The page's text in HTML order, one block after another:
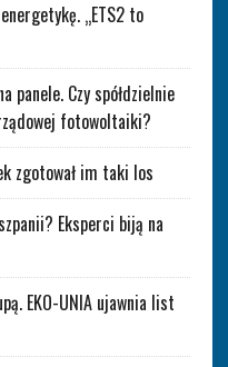
„ETS2 to
panele. Czy spółdzielnie
fotowoltaiki?
zgotował im taki los
Eksperci biją na
EKO-UNIA ujawnia list